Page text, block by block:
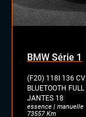
BMW Série 1
(F20) 118I 136 CV
BLUETOOTH
JANTES 18
essence | manuelle
73557 Km